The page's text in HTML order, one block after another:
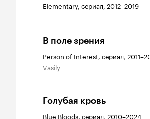
Elementary, сериал, 2012–2019
В поле зрения
Person of Interest, сериал,
Vasily
Голубая кровь
Blue Bloods, сериал, 2010–2024